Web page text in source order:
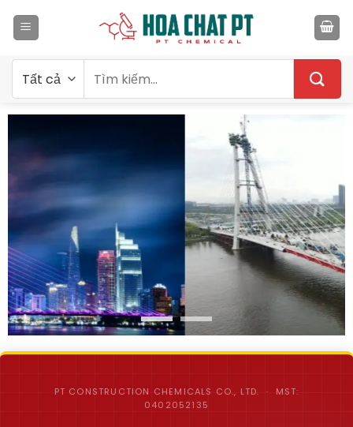
qua
kiếm:
PT CONSTRUCTION CHEMICALS CO., LTD. · MST:
0402052135